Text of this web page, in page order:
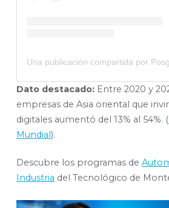
Dato destacado: Entre 2020 y
empresas de Asia oriental que
digitales aumentó del 13% al 54%. (
Mundial).
Descubre los programas de
Industria del Tecnológico de